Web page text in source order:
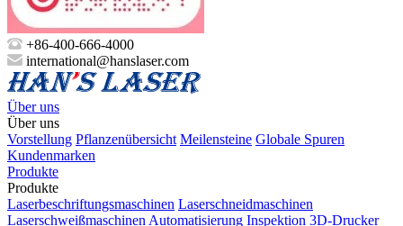
+86-400-666-4000
international@hanslaser.com
Über uns
Über uns
Vorstellung Pflanzenübersicht Meilensteine Globale Spuren
Kundenmarken
Produkte
Produkte
Laserbeschriftungsmaschinen Laserschneidmaschinen
Laserschweißmaschinen Automatisierung Inspektion 3D-Drucker